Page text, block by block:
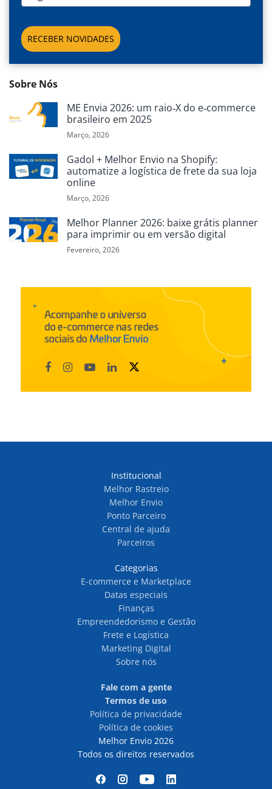
RECEBER NOVIDADES
Sobre Nós
ME Envia 2026: um raio‑X do e‑commerce
brasileiro em 2025
Março, 2026
Gadol + Melhor Envio na Shopify:
automatize a logística de frete da sua loja
online
Março, 2026
Melhor Planner 2026: baixe grátis planner
para imprimir ou em versão digital
Fevereiro, 2026
Institucional
Melhor Rastreio
Melhor Envio
Ponto Parceiro
Central de ajuda
Parceiros
Categorias
E-commerce e Marketplace
Datas especiais
Finanças
Empreendedorismo e Gestão
Frete e Logística
Marketing Digital
Sobre nós
Fale com a gente
Termos de uso
Política de privacidade
Política de cookies
Melhor Envio 2026
Todos os direitos reservados